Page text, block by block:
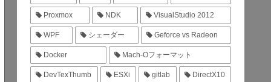
Proxmox NDK VisualStudio 2012
WPF シェーダー Geforce vs Radeon
Docker Mach-Oフォーマット
DevTexThumb ESXi gitlab DirectX10